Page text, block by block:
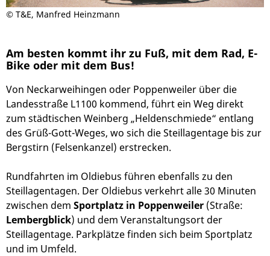
© T&E, Manfred Heinzmann
Am besten kommt ihr zu Fuß, mit dem Rad, E-
Bike oder mit dem Bus!
Von Neckarweihingen oder Poppenweiler über die
Landesstraße L1100 kommend, führt ein Weg direkt
zum städtischen Weinberg „Heldenschmiede“ entlang
des Grüß-Gott-Weges, wo sich die Steillagentage bis zur
Bergstirn (Felsenkanzel) erstrecken.
Rundfahrten im Oldiebus führen ebenfalls zu den
Steillagentagen. Der Oldiebus verkehrt alle 30 Minuten
zwischen dem Sportplatz in Poppenweiler (Straße:
Lembergblick) und dem Veranstaltungsort der
Steillagentage. Parkplätze finden sich beim Sportplatz
und im Umfeld.